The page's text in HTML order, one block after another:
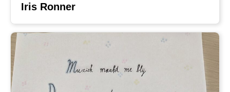
Iris Ronner